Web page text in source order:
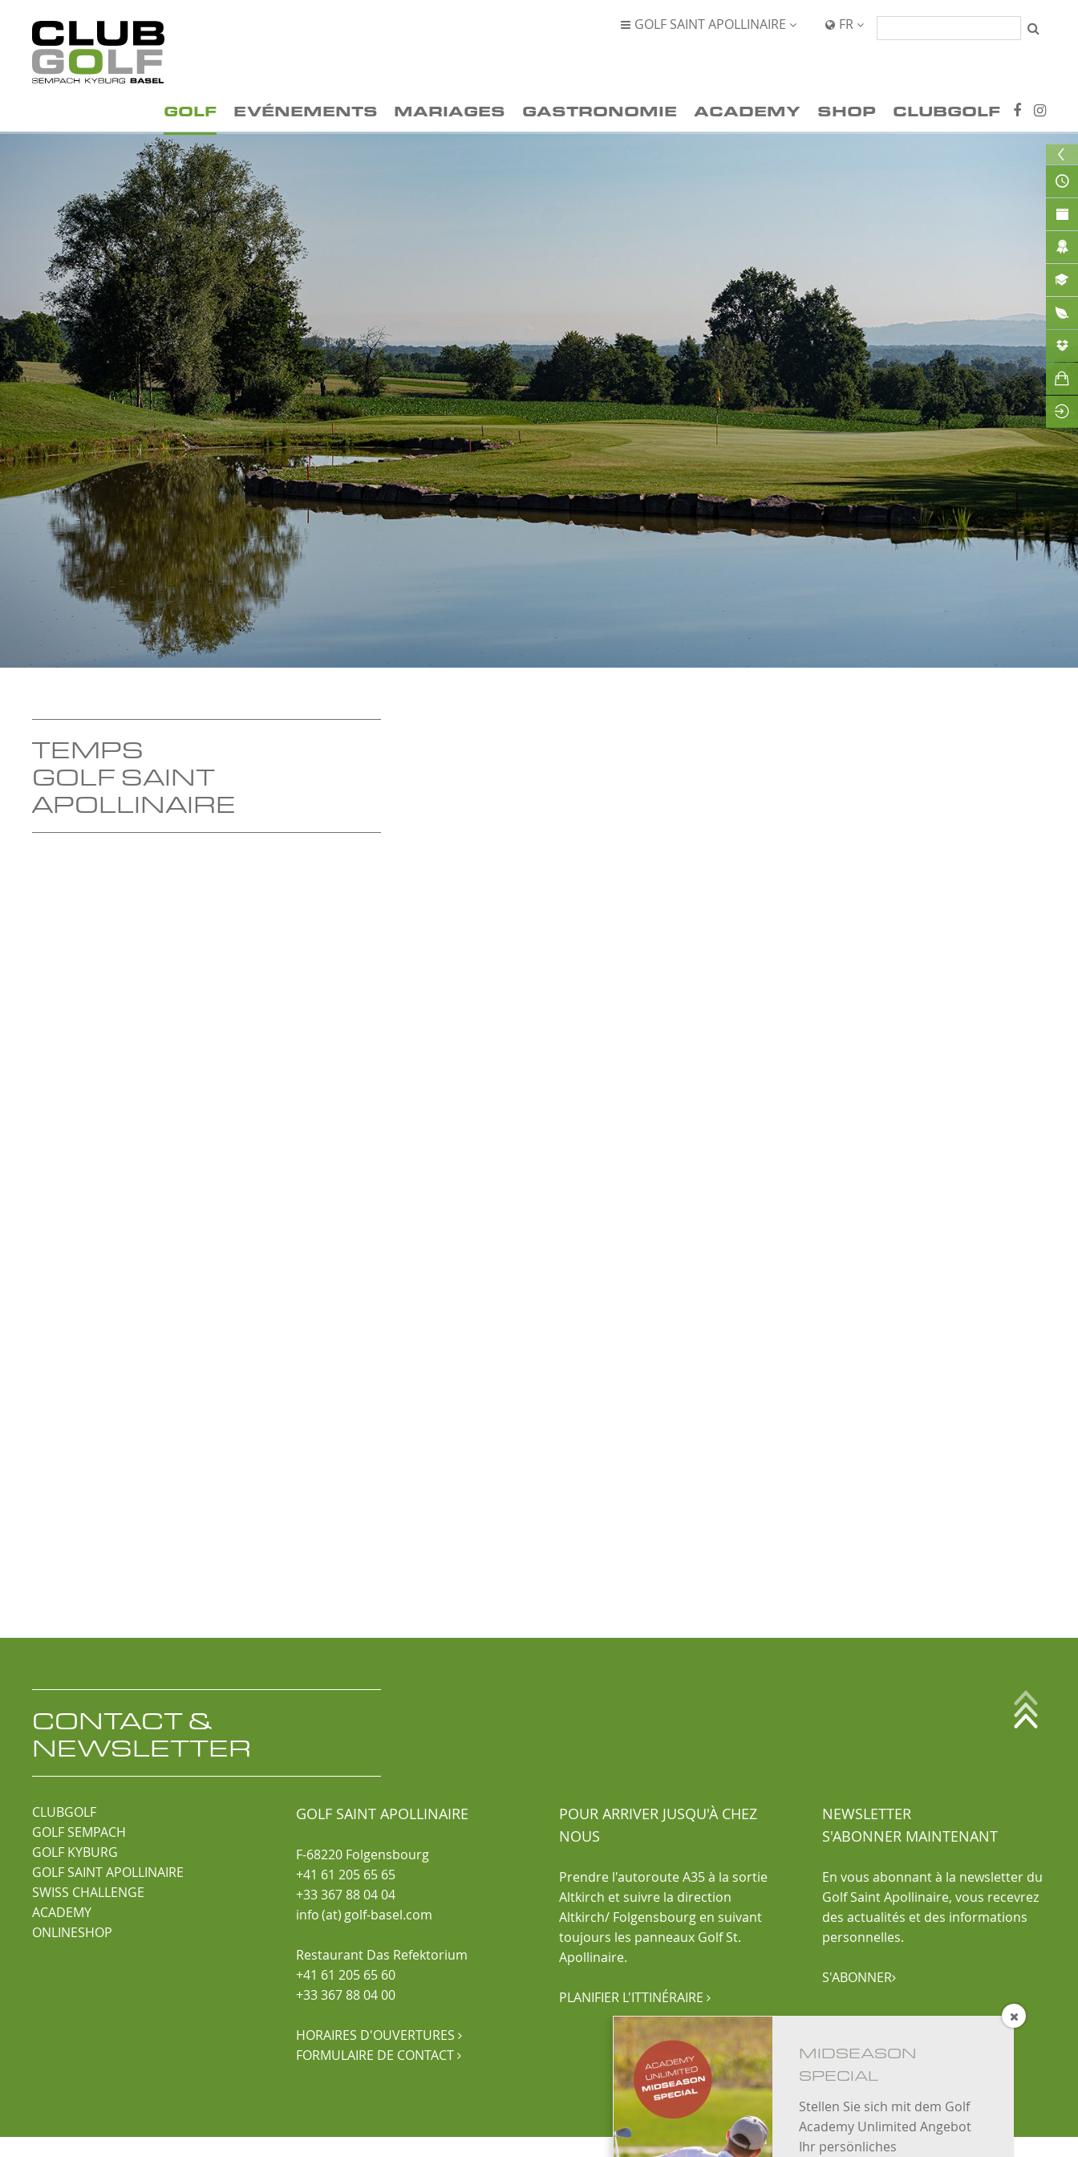
 GOLF SAINT APOLLINAIRE  FR 
GOLF EVÉNEMENTS MARIAGES GASTRONOMIE ACADEMY SHOP CLUBGOLF
TEMPS
GOLF SAINT
APOLLINAIRE
CONTACT &
NEWSLETTER
CLUBGOLF
GOLF SEMPACH
GOLF KYBURG
GOLF SAINT APOLLINAIRE
SWISS CHALLENGE
ACADEMY
ONLINESHOP
GOLF SAINT APOLLINAIRE
F-68220 Folgensbourg
+41 61 205 65 65
+33 367 88 04 04
info (at) golf-basel.com
Restaurant Das Refektorium
+41 61 205 65 60
+33 367 88 04 00
HORAIRES D'OUVERTURES 
FORMULAIRE DE CONTACT 
POUR ARRIVER JUSQU'À CHEZ
NOUS
Prendre l'autoroute A35 à la sortie
Altkirch et suivre la direction
Altkirch/ Folgensbourg en suivant
toujours les panneaux Golf St.
Apollinaire.
PLANIFIER L'ITTINÉRAIRE 
NEWSLETTER
S'ABONNER MAINTENANT
En vous abonnant à la newsletter du
Golf Saint Apollinaire, vous recevrez
des actualités et des informations
personnelles.
S'ABONNER
MIDSEASON
SPECIAL
Stellen Sie sich mit dem Golf
Academy Unlimited Angebot
Ihr persönliches
